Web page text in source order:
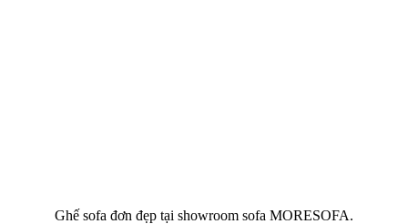
Ghế sofa đơn đẹp tại showroom sofa MORESOFA.